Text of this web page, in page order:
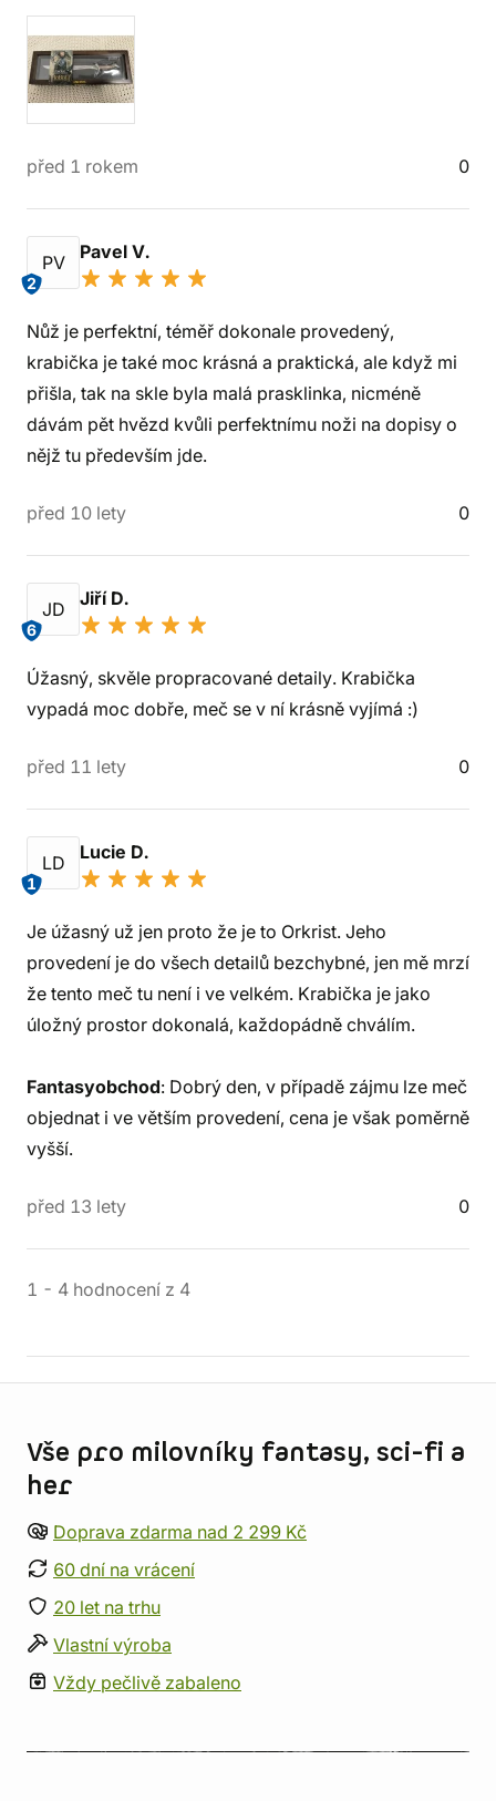
před 1 rokem 0
PV
2
Pavel V.
Nůž je perfektní, téměř dokonale provedený,
krabička je také moc krásná a praktická, ale když mi
přišla, tak na skle byla malá prasklinka, nicméně
dávám pět hvězd kvůli perfektnímu noži na dopisy o
nějž tu především jde.
před 10 lety 0
JD
6
Jiří D.
Úžasný, skvěle propracované detaily. Krabička
vypadá moc dobře, meč se v ní krásně vyjímá :)
před 11 lety 0
LD
1
Lucie D.
Je úžasný už jen proto že je to Orkrist. Jeho
provedení je do všech detailů bezchybné, jen mě mrzí
že tento meč tu není i ve velkém. Krabička je jako
úložný prostor dokonalá, každopádně chválím.
Fantasyobchod: Dobrý den, v případě zájmu lze meč
objednat i ve větším provedení, cena je však poměrně
vyšší.
před 13 lety 0
1 - 4 hodnocení z 4
Vše pro milovníky fantasy, sci-fi a
her
Doprava zdarma nad 2 299 Kč
60 dní na vrácení
20 let na trhu
Vlastní výroba
Vždy pečlivě zabaleno